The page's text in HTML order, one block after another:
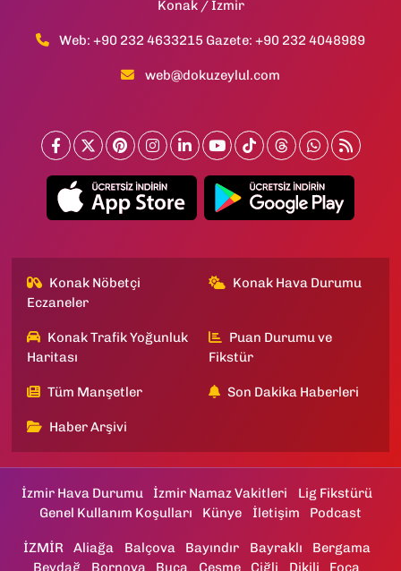
Konak / İzmir
Web: +90 232 4633215 Gazete: +90 232 4048989
web@dokuzeylul.com
Konak Nöbetçi
Eczaneler
Konak Hava Durumu
Konak Trafik Yoğunluk
Haritası
Puan Durumu ve
Fikstür
Tüm Manşetler Son Dakika Haberleri
Haber Arşivi
İzmir Hava Durumu İzmir Namaz Vakitleri
Lig Fikstürü
Genel Kullanım Koşulları
Künye İletişim Podcast
İZMİR Aliağa Balçova Bayındır Bayraklı
Bergama
Beydağ
Bornova Buca Çeşme Çiğli Dikili Foça